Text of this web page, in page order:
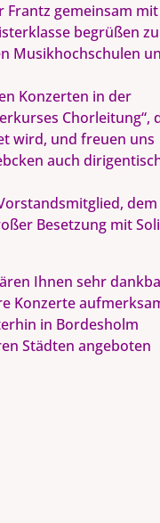
Frantz gemeinsam mit
begrüßen zu
Musikhochschulen
Konzerten in der
Chorleitung“,
wird, und freuen uns
auch
dem
Besetzung mit
Ihnen sehr
Konzerte
in Bordesholm
Städten angeboten